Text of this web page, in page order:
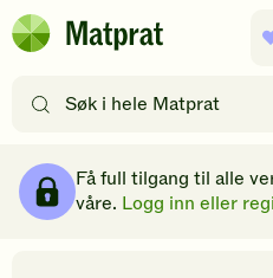
Hopp til hovedinnhold
Matprat
etter
filtre
Få full tilgang til alle
våre. Logg inn eller